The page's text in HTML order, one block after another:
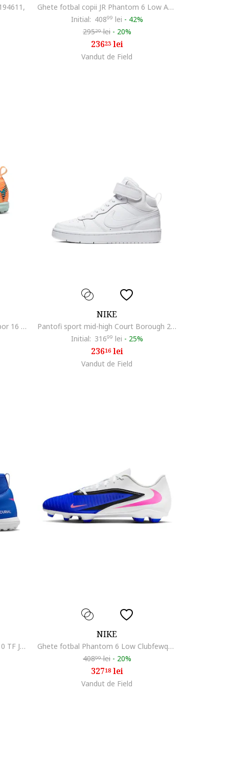
Ghete fotbal copii JR Phantom 6 Low Acad TF
Initial: 40899 lei - 42%
29529lei - 20%
23623lei
Vandut de Field
Ghete fotbal Mercurial Zoom Vapor 16 Academy Kylian MbappÃ© TF Junior
NIKE
Pantofi sport mid-high Court Borough 2 din piele cu garnituri din material textil, Alb
Initial: 31699 lei - 25%
23616lei
Vandut de Field
Ghete Fotbal Mercurial Superfly 10 TF JR FQ8313-446, Baieti, Albastru, Albastru
NIKE
Ghete fotbal Phantom 6 Low Clubfewqgewqgweq, Albastru
40899lei - 20%
32718lei
Vandut de Field